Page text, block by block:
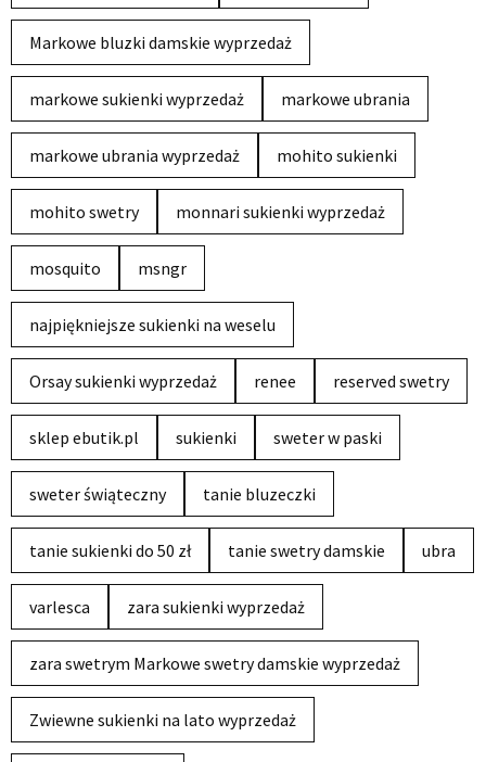
Markowe bluzki damskie wyprzedaż
markowe sukienki wyprzedaż markowe ubrania
markowe ubrania wyprzedaż mohito sukienki
mohito swetry monnari sukienki wyprzedaż
mosquito msngr
najpiękniejsze sukienki na weselu
Orsay sukienki wyprzedaż renee reserved swetry
sklep ebutik.pl sukienki sweter w paski
sweter świąteczny tanie bluzeczki
tanie sukienki do 50 zł tanie swetry damskie ubra
varlesca zara sukienki wyprzedaż
zara swetrym Markowe swetry damskie wyprzedaż
Zwiewne sukienki na lato wyprzedaż